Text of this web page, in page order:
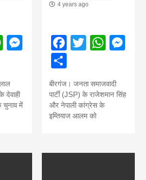
WhatsApp
Messenger
देवाही
चुनाव में
4 years ago
Facebook
Twitter
Share
बीरगंज। जनता समाजवादी
पार्टी (JSP) के राजेशमान सिंह
और नेपाली कांग्रेस के
इम्तियाज आलम को